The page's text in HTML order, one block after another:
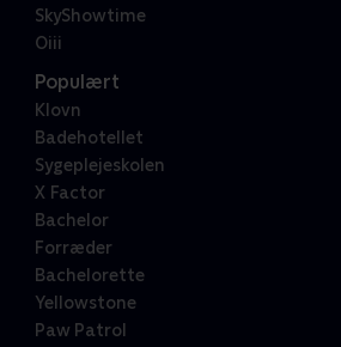
SkyShowtime
Oiii
Populært
Klovn
Badehotellet
Sygeplejeskolen
X Factor
Bachelor
Forræder
Bachelorette
Yellowstone
Paw Patrol